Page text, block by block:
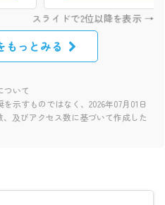
もっとみる
ついて
示すものではなく、2026年07月01日
、及びアクセス数に基づいて作成した